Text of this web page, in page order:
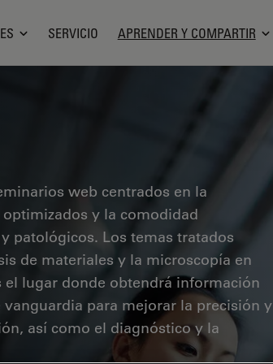
SERVICIO APRENDER Y COMPARTIR
web centrados en la
y la comodidad
patológicos. Los temas tratados
de materiales y la microscopía en
lugar donde obtendrá información
para mejorar la precisión y
así como el diagnóstico y la